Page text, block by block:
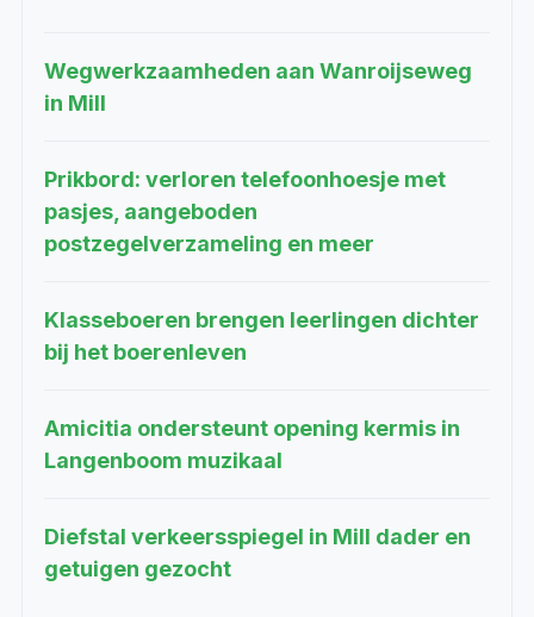
Wegwerkzaamheden aan Wanroijseweg
in Mill
Prikbord: verloren telefoonhoesje met
pasjes, aangeboden
postzegelverzameling en meer
Klasseboeren brengen leerlingen dichter
bij het boerenleven
Amicitia ondersteunt opening kermis in
Langenboom muzikaal
Diefstal verkeersspiegel in Mill dader en
getuigen gezocht